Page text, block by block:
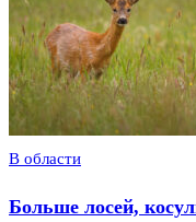
В области
Больше лосей,